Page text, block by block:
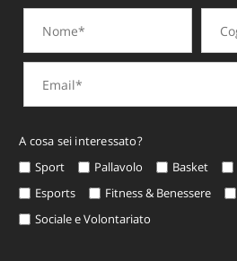
A cosa sei interessato?
Sport
Pallavolo Basket
Esports
Fitness & Benessere
Sociale e Volontariato